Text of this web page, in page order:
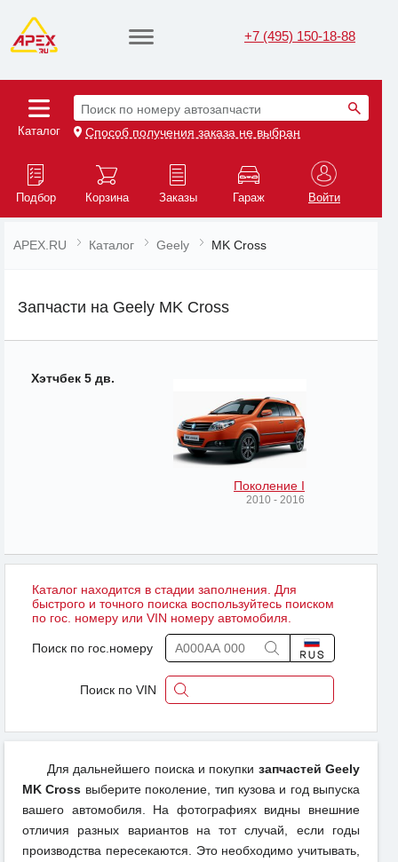
+7 (495) 150-18-88
Каталог
Поиск по номеру автозапчасти
Способ получения заказа не выбран
Подбор Корзина Заказы Гараж Войти
APEX.RU Каталог Geely MK Cross
Запчасти на Geely MK Cross
Хэтчбек 5 дв.
Поколение I
2010 - 2016
Каталог находится в стадии заполнения. Для
быстрого и точного поиска воспользуйтесь поиском
по гос. номеру или VIN номеру автомобиля.
Поиск по гос.номеру
Поиск по VIN
Для дальнейшего поиска и покупки запчастей Geely
MK Cross выберите поколение, тип кузова и год выпуска
вашего автомобиля. На фотографиях видны внешние
отличия разных вариантов на тот случай, если годы
производства пересекаются. Это необходимо учитывать,